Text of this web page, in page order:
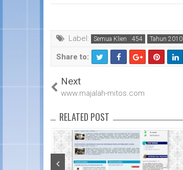
Label: Semua Klien Tahun 2010
Share to:
tt
c
o
o
k
Next
www.majalah-mitos.com
RELATED POST